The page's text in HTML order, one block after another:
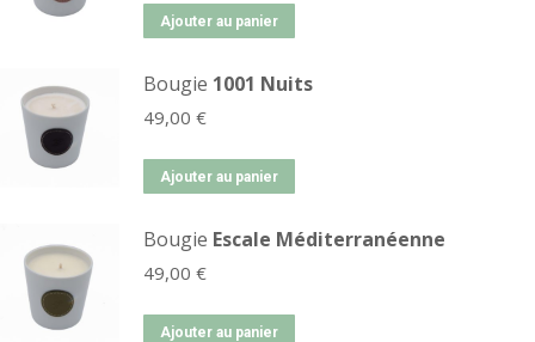
Ajouter au panier
Bougie 1001 Nuits
49,00 €
Ajouter au panier
Bougie Escale Méditerranéenne
49,00 €
Ajouter au panier